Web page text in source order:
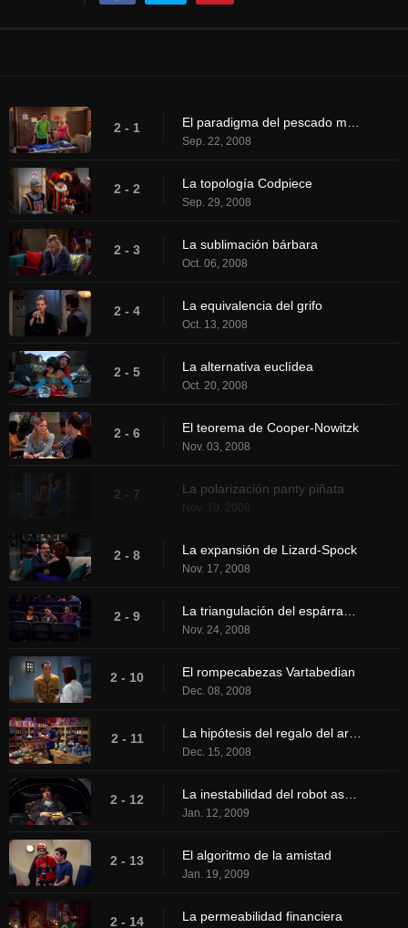
2 - 1 El paradigma del pescado malo
Sep. 22, 2008
2 - 2 La topología Codpiece
Sep. 29, 2008
2 - 3 La sublimación bárbara
Oct. 06, 2008
2 - 4 La equivalencia del grifo
Oct. 13, 2008
2 - 5 La alternativa euclídea
Oct. 20, 2008
2 - 6 El teorema de Cooper-Nowitzk
Nov. 03, 2008
2 - 7 La polarización panty piñata
Nov. 10, 2008
2 - 8 La expansión de Lizard-Spock
Nov. 17, 2008
2 - 9 La triangulación del espárrago blanco
Nov. 24, 2008
2 - 10 El rompecabezas Vartabedian
Dec. 08, 2008
2 - 11 La hipótesis del regalo del artículo de baño
Dec. 15, 2008
2 - 12 La inestabilidad del robot asesino
Jan. 12, 2009
2 - 13 El algoritmo de la amistad
Jan. 19, 2009
2 - 14 La permeabilidad financiera